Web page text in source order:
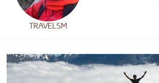
TRAVELSM